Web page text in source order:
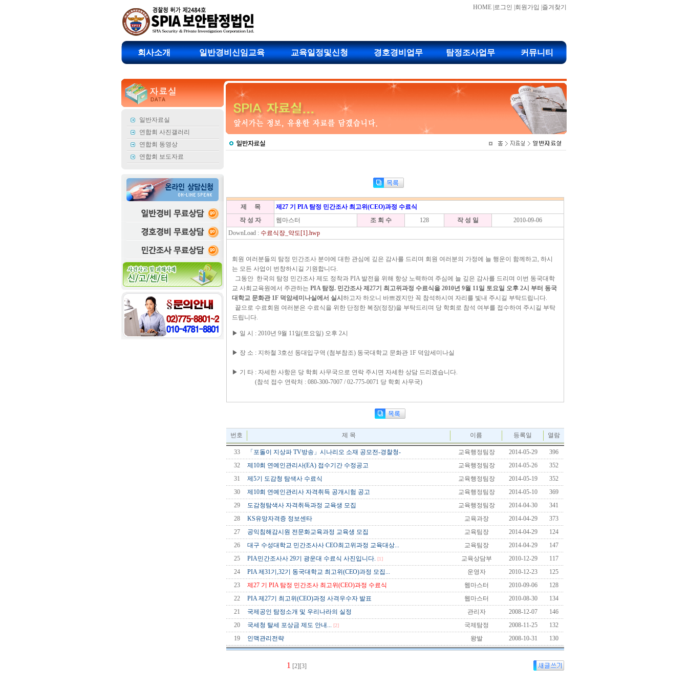
HOME 로그인 회원가입 즐겨찾기
회사소개 일반경비신임교육 교육일정및신청 경호경비업무 탐정조사업무 커뮤니티
일반자료실
연합회 사진갤러리
연합회 동영상
연합회 보도자료
제 목
제27 기 PIA 탐정 민간조사 최고위(CEO)과정 수료식
작 성 자
웹마스터 조 회 수 128 작 성 일
2010-09-06
DownLoad : 수료식장_약도[1].hwp
회 원 여러분들의 탐정 민간조사 분야에 대한 관심에 깊은 감사를 드리며 회원 여러분의 가정에 늘 행운이 함께하고, 하시
는 모든 사업이 번창하시길 기원합니다.
그동안 한국의 탐정 민간조사 제도 정착과 PIA 발전을 위해 항상 노력하여 주심에 늘 깊은 감사를 드리며 이번 동국대학
교 사회교육원에서 주관하는 PIA 탐정. 민간조사 제27기 최고위과정 수료식을 2010년 9월 11일 토요일 오후 2시 부터 동국
대학교 문화관 1F 덕암세미나실에서 실시 하고자 하오니 바쁘겠지만 꼭 참석하시여 자리를 빛내 주시길 부탁드립니다.
끝으로 수료회원 여러분은 수료식을 위한 단정한 복장(정장)을 부탁드리며 당 학회로 참석 여부를 접수하여 주시길 부탁
드립니다.
▶ 일 시 : 2010년 9월 11일(토요일) 오후 2시
▶ 장 소 : 지하철 3호선 동대입구역 (첨부참조) 동국대학교 문화관 1F 덕암세미나실
▶ 기 타 : 자세한 사항은 당 학회 사무국으로 연락 주시면 자세한 상담 드리겠습니다.
(참석 접수 연락처 : 080-300-7007 / 02-775-0071 당 학회 사무국)
번호 제 목 이름 등록일 열람
33 「포돌이 지상파 TV방송」시나리오 소재 공모전-경찰청- 교육행정팀장 2014-05-29
396
32
제10회 연예인관리사(EA) 접수기간 수정공고 교육행정팀장 2014-05-26
352
31
제5기 도감청 탐색사 수료식 교육행정팀장 2014-05-19
352
30
제10회 연예인관리사 자격취득 공개시험 공고 교육행정팀장 2014-05-10
369
29
도감청탐색사 자격취득과정 교육생 모집 교육행정팀장 2014-04-30
341
28
KS유망자격증 정보센타 교육과장 2014-04-29
373
27
공익침해감시원 전문화교육과정 교육생 모집 교육팀장 2014-04-29
124
26
대구 수성대학교 민간조사사 CEO최고위과정 교육대상... 교육팀장 2014-04-29
147
25
PIA민간조사사 29기 광운대 수료식 사진입니다. [1] 교육상담부 2010-12-29
117
24
PIA 제31기,32기 동국대학교 최고위(CEO)과정 모집... 운영자 2010-12-23
125
23
제27 기 PIA 탐정 민간조사 최고위(CEO)과정 수료식 웹마스터 2010-09-06
128
22
PIA 제27기 최고위(CEO)과정 사격우수자 발표 웹마스터 2010-08-30
134
21
국제공인 탐정소개 및 우리나라의 실정 관리자 2008-12-07
146
20
국세청 탈세 포상금 제도 안내... [2] 국제탐정 2008-11-25
132
19
인맥관리전략 왕발 2008-10-31 130
1 [2] [3]